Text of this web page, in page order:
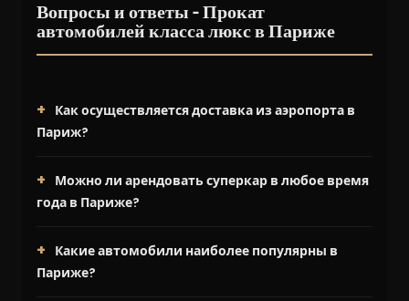
Вопросы и ответы - Прокат
автомобилей класса люкс в Париже
Как осуществляется доставка из аэропорта в
Париж?
Можно ли арендовать суперкар в любое время
года в Париже?
Какие автомобили наиболее популярны в
Париже?